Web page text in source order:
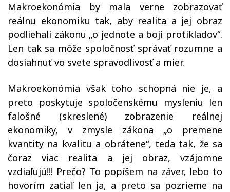
Makroekonómia by mala verne zobrazovať
reálnu ekonomiku tak, aby realita a jej obraz
podliehali zákonu „o jednote a boji protikladov“.
Len tak sa môže spoločnosť správať rozumne a
dosiahnuť vo svete spravodlivosť a mier.
Makroekonómia však toho schopná nie je, a
preto poskytuje spoločenskému mysleniu len
falošné (skreslené) zobrazenie reálnej
ekonomiky, v zmysle zákona „o premene
kvantity na kvalitu a obrátene“, teda tak, že sa
čoraz viac realita a jej obraz, vzájomne
vzdiaľujú!!! Prečo? To popíšem na záver, lebo to
hovorím zatiaľ len ja, a preto sa pozrieme na